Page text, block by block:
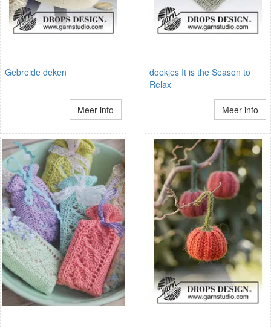
Gebreide deken
Meer info
doekjes It is the Season to
Relax
Meer info